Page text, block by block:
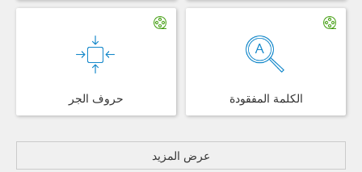
حروف الجر الكلمة المفقودة
عرض المزيد